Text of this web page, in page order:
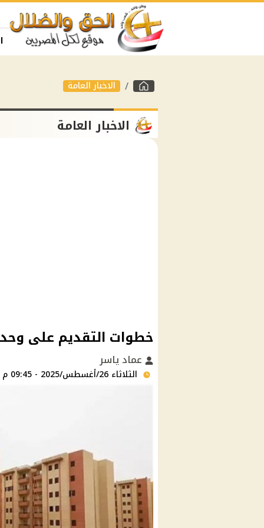
الاخبار العامة
الاخبار العامة
خطوات التقديم على
عماد ياسر
الثلاثاء 26/أغسطس/2025 - 09:45 م